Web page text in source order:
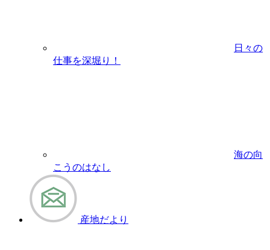
日々の
仕事を深堀り！
海の向
こうのはなし
産地だより